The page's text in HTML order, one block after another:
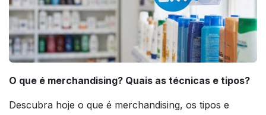
O que é merchandising? Quais as técnicas e tipos?
Descubra hoje o que é merchandising, os tipos e